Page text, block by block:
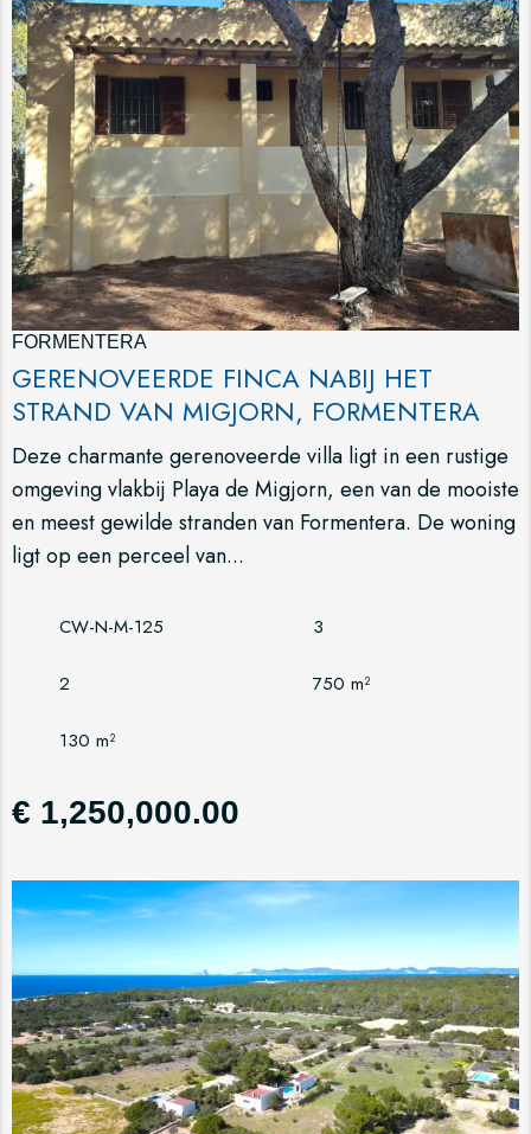
FORMENTERA
GERENOVEERDE FINCA NABIJ HET
STRAND VAN MIGJORN, FORMENTERA
Deze charmante gerenoveerde villa ligt in een rustige
omgeving vlakbij Playa de Migjorn, een van de mooiste
en meest gewilde stranden van Formentera. De woning
ligt op een perceel van...
CW-N-M-125 3
2 750 m²
130 m²
€ 1,250,000.00